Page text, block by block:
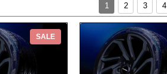
1 2 3 4
SALE